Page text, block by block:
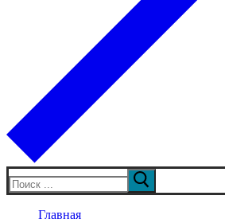
Искать:
Главная